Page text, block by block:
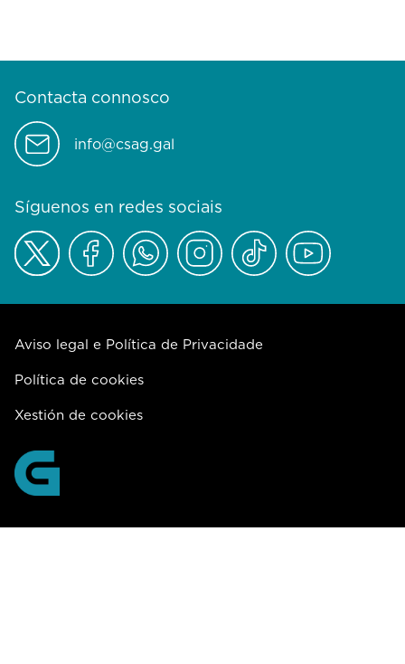
Contacta connosco
info@csag.gal
Síguenos en redes sociais
Aviso legal e Política de Privacidade
Política de cookies
Xestión de cookies